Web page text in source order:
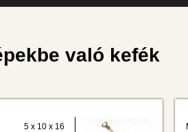
való kefék
5 x 10 x 16